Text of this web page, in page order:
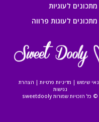
מתכונים לעוגיות
מתכונים לעוגות פרווה
שימוש | מדיניות פרטיות | הצהרת
נגישות
© כל הזכויות שמורות sweetdooly